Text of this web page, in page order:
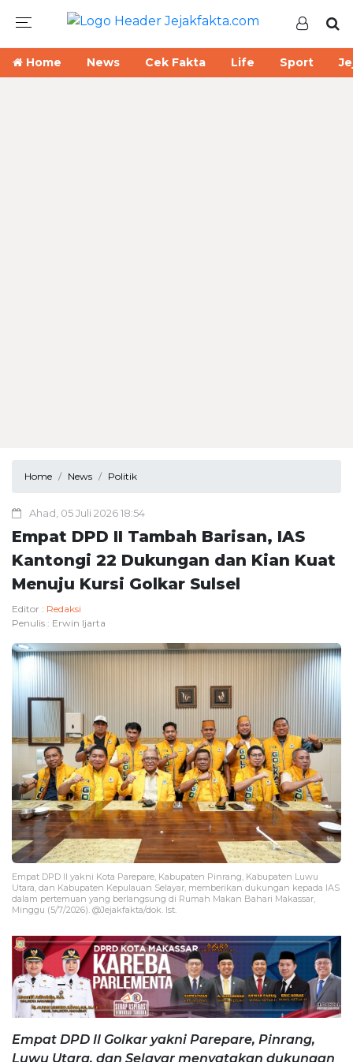
Home News Cek Fakta Life Sport
Home News Politik
Ahad, 05 Juli 2026 18:54
Empat DPD II Tambah Barisan, IAS
Kantongi 22 Dukungan dan Kian Kuat
Menuju Kursi Golkar Sulsel
Editor : Redaksi
Penulis : Erwin Ijarta
Empat DPD II yakni Kota Parepare, Kabupaten Pinrang, Kabupaten Luwu
Utara, dan Kabupaten Kepulauan Selayar, memberikan dukungan kepada IAS
dalam pertemuan yang berlangsung di Rumah Makan Bahari Makassar,
Minggu (5/7/2026). @Jejakfakta/dok. Ist.
Empat DPD II Golkar yakni Parepare, Pinrang,
Luwu Utara, dan Selayar menyatakan dukungan